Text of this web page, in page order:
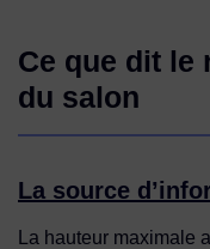
Ce que dit le
du salon
La source
La hauteur maximale